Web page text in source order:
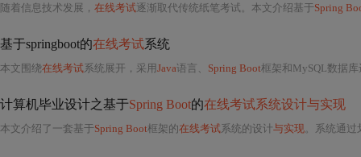
随着信息技术发展， 在线考试逐渐取代传统纸笔考试。本文介绍基于Spring
基于springboot的在线考试系统
本文围绕在线考试系统展开，采用Java语言、 Spring Boot框架和MySQL数据库进行
计算机毕业设计之基于Spring Boot的在线考试系统设计与实现
本文介绍了一套基于Spring Boot框架的在线考试系统的设计与实现。系统通过